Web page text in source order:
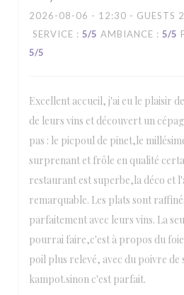
2026-08-06 - 12:30 - GUESTS 2
SERVICE : 5/5 AMBIANCE : 5/5
5/5
Excellent accueil, j'ai eu le plaisir
de leurs vins et découvert un
pas : le picpoul de pinet,le
surprenant et frôle en qualité
restaurant est superbe,la déco et
remarquable. Les plats sont
parfaitement avec leurs vins. La
pourrai faire,c'est à propos du
poil plus relevé, avec du poivre de
kampot.sinon c'est parfait.